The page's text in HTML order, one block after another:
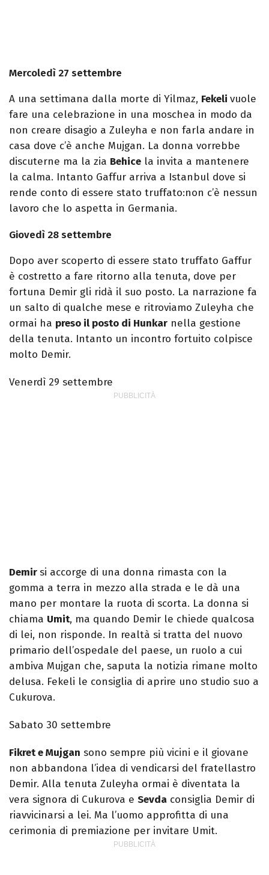
Mercoledì 27 settembre
A una settimana dalla morte di Yilmaz, Fekeli vuole
fare una celebrazione in una moschea in modo da
non creare disagio a Zuleyha e non farla andare in
casa dove c’è anche Mujgan. La donna vorrebbe
discuterne ma la zia Behice la invita a mantenere
la calma. Intanto Gaffur arriva a Istanbul dove si
rende conto di essere stato truffato:non c’è nessun
lavoro che lo aspetta in Germania.
Giovedì 28 settembre
Dopo aver scoperto di essere stato truffato Gaffur
è costretto a fare ritorno alla tenuta, dove per
fortuna Demir gli ridà il suo posto. La narrazione fa
un salto di qualche mese e ritroviamo Zuleyha che
ormai ha preso il posto di Hunkar nella gestione
della tenuta. Intanto un incontro fortuito colpisce
molto Demir.
Venerdì 29 settembre
Demirsi accorge di una donna rimasta con la
gomma a terra in mezzo alla strada e le dà una
mano per montare la ruota di scorta. La donna si
chiama Umit, ma quando Demir le chiede qualcosa
di lei, non risponde. In realtà si tratta del nuovo
primario dell’ospedale del paese, un ruolo a cui
ambiva Mujgan che, saputa la notizia rimane molto
delusa. Fekeli le consiglia di aprire uno studio suo a
Cukurova.
Sabato 30 settembre
Fikret e Mujgan sono sempre più vicini e il giovane
non abbandona l’idea di vendicarsi del fratellastro
Demir. Alla tenuta Zuleyha ormai è diventata la
vera signora di Cukurova e Sevda consiglia Demir di
riavvicinarsi a lei. Ma l’uomo approfitta di una
cerimonia di premiazione per invitare Umit.